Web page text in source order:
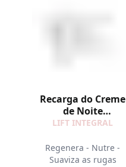
Recarga do Creme
de Noite
Regenerador
LIFT INTEGRAL
Regenera - Nutre -
Suaviza as rugas